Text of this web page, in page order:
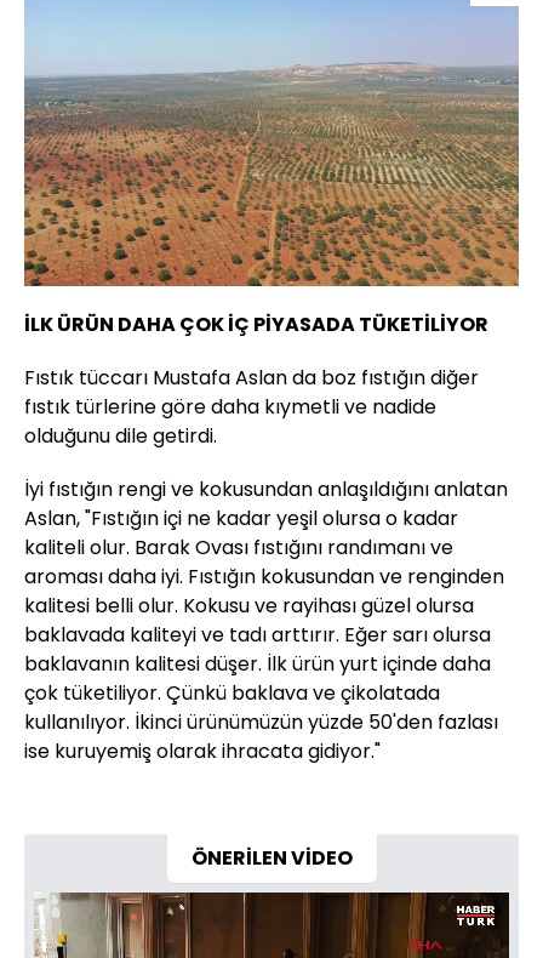
İLK ÜRÜN DAHA ÇOK İÇ PİYASADA TÜKETİLİYOR
Fıstık tüccarı Mustafa Aslan da boz fıstığın diğer
fıstık türlerine göre daha kıymetli ve nadide
olduğunu dile getirdi.
İyi fıstığın rengi ve kokusundan anlaşıldığını anlatan
Aslan, "Fıstığın içi ne kadar yeşil olursa o kadar
kaliteli olur. Barak Ovası fıstığını randımanı ve
aroması daha iyi. Fıstığın kokusundan ve renginden
kalitesi belli olur. Kokusu ve rayihası güzel olursa
baklavada kaliteyi ve tadı arttırır. Eğer sarı olursa
baklavanın kalitesi düşer. İlk ürün yurt içinde daha
çok tüketiliyor. Çünkü baklava ve çikolatada
kullanılıyor. İkinci ürünümüzün yüzde 50'den fazlası
ise kuruyemiş olarak ihracata gidiyor."
ÖNERİLEN VİDEO